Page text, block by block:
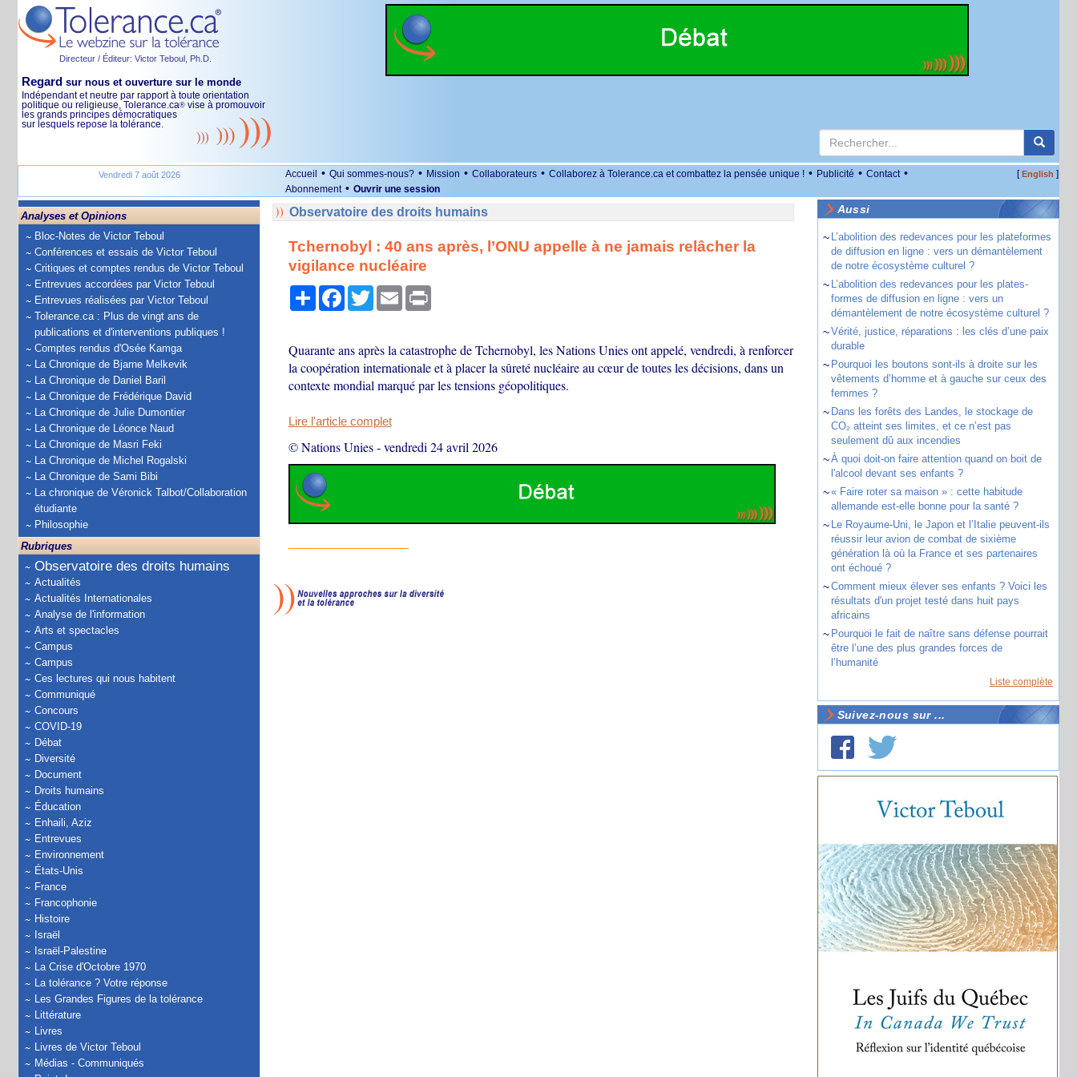
Directeur / Éditeur: Victor Teboul, Ph.D.
Regard sur nous et ouverture sur le monde
Indépendant et neutre par rapport à toute orientation
politique ou religieuse, Tolerance.ca® vise à promouvoir
les grands principes démocratiques
sur lesquels repose la tolérance.
Vendredi 7 août 2026 Accueil • Qui sommes-nous? • Mission • Collaborateurs • Collaborez à Tolerance.ca et combattez la pensée unique ! • Publicité • Contact •
Abonnement • Ouvrir une session
[English ]
Analyses et Opinions
Bloc-Notes de Victor Teboul
Conférences et essais de Victor Teboul
Critiques et comptes rendus de Victor Teboul
Entrevues accordées par Victor Teboul
Entrevues réalisées par Victor Teboul
Tolerance.ca : Plus de vingt ans de
publications et d'interventions publiques !
Comptes rendus d'Osée Kamga
La Chronique de Bjarne Melkevik
La Chronique de Daniel Baril
La Chronique de Frédérique David
La Chronique de Julie Dumontier
La Chronique de Léonce Naud
La Chronique de Masri Feki
La Chronique de Michel Rogalski
La Chronique de Sami Bibi
La chronique de Véronick Talbot/Collaboration
étudiante
Philosophie
Rubriques
Observatoire des droits humains
Actualités
Actualités Internationales
Analyse de l'information
Arts et spectacles
Campus
Campus
Ces lectures qui nous habitent
Communiqué
Concours
COVID-19
Débat
Diversité
Document
Droits humains
Éducation
Enhaili, Aziz
Entrevues
Environnement
États-Unis
France
Francophonie
Histoire
Israël
Israël-Palestine
La Crise d'Octobre 1970
La tolérance ? Votre réponse
Les Grandes Figures de la tolérance
Littérature
Livres
Livres de Victor Teboul
Médias - Communiqués
Observatoire des droits humains
Tchernobyl : 40 ans après, l’ONU appelle à ne jamais relâcher la
vigilance nucléaire
PartagerFacebook
TwitterEmail Print
Quarante ans après la catastrophe de Tchernobyl, les Nations Unies ont appelé, vendredi, à renforcer
la coopération internationale et à placer la sûreté nucléaire au cœur de toutes les décisions, dans un
contexte mondial marqué par les tensions géopolitiques.
Lire l'article complet
© Nations Unies-vendredi 24 avril 2026
Aussi
~ L’abolition des redevances pour les plateformes
de diffusion en ligne : vers un démantèlement
de notre écosystème culturel ?
~ L’abolition des redevances pour les plates-
formes de diffusion en ligne : vers un
démantèlement de notre écosystème culturel ?
~Vérité, justice, réparations : les clés d’une paix
durable
~ Pourquoi les boutons sont-ils à droite sur les
vêtements d’homme et à gauche sur ceux des
femmes ?
~ Dans les forêts des Landes, le stockage de
CO₂ atteint ses limites, et ce n’est pas
seulement dû aux incendies
~À quoi doit-on faire attention quand on boit de
l'alcool devant ses enfants ?
~« Faire roter sa maison » : cette habitude
allemande est-elle bonne pour la santé ?
~ Le Royaume-Uni, le Japon et l’Italie peuvent-ils
réussir leur avion de combat de sixième
génération là où la France et ses partenaires
ont échoué ?
~Comment mieux élever ses enfants ? Voici les
résultats d'un projet testé dans huit pays
africains
~ Pourquoi le fait de naître sans défense pourrait
être l’une des plus grandes forces de
l’humanité
Liste complète
Suivez-nous sur ...